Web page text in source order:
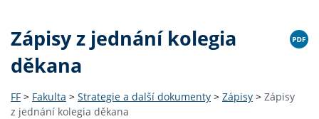
Zápisy z jednání kolegia
děkana
FF > Fakulta > Strategie a další dokumenty > Zápisy > Zápisy
z jednání kolegia děkana